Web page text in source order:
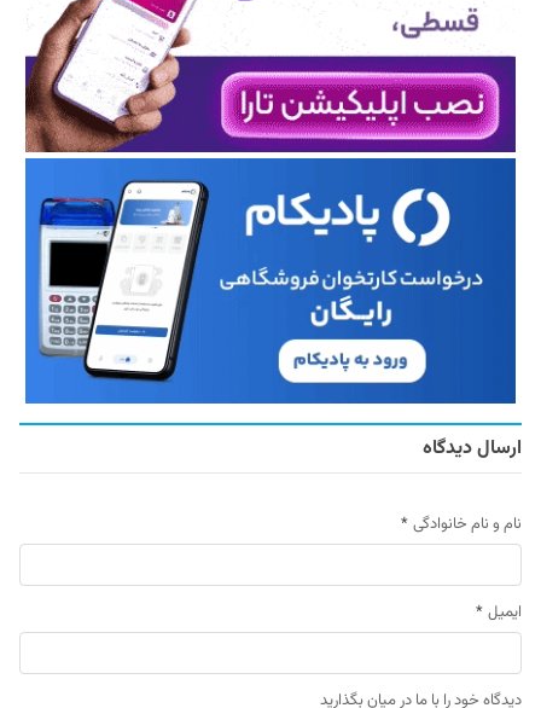
ارسال دیدگاه
نام و نام خانوادگی *
ایمیل *
دیدگاه خود را با ما در میان بگذارید